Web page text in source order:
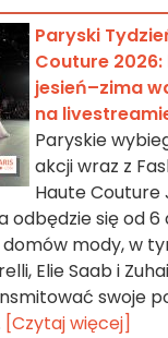
Paryski
Couture
jesień–zima
na
Paryskie
akcji wraz z
Haute Couture
odbędzie się od 6
mody, w
Elie Saab i
swoje
[Czytaj więcej]